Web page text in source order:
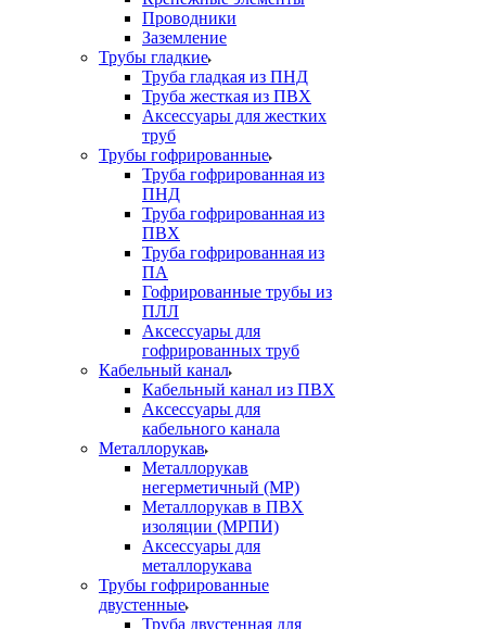
Проводники
Заземление
Трубы гладкие
Труба гладкая из ПНД
Труба жесткая из ПВХ
Аксессуары для жестких
труб
Трубы гофрированные
Труба гофрированная из
ПНД
Труба гофрированная из
ПВХ
Труба гофрированная из
ПА
Гофрированные трубы из
ПЛЛ
Аксессуары для
гофрированных труб
Кабельный канал
Кабельный канал из ПВХ
Аксессуары для
кабельного канала
Металлорукав
Металлорукав
негерметичный (МР)
Металлорукав в ПВХ
изоляции (МРПИ)
Аксессуары для
металлорукава
Трубы гофрированные
двустенные
Труба двустенная для